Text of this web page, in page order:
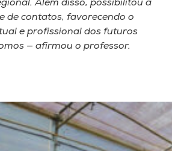
Além disso, possibilitou a
de contatos, favorecendo o
e profissional dos futuros
— afirmou o professor.